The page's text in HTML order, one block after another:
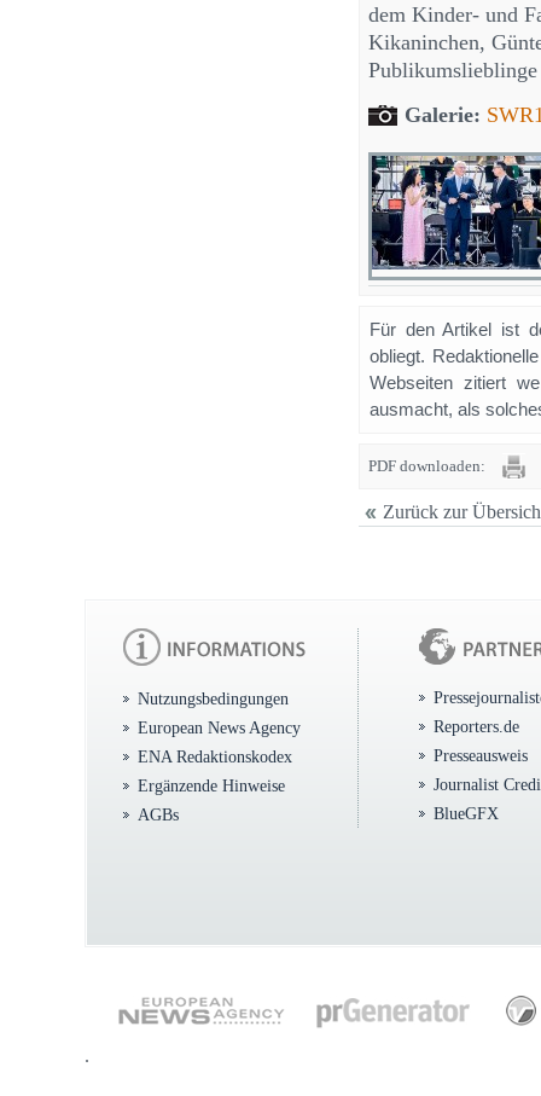
dem Kinder- und
Kikaninchen,
Publikumslieblinge
Galerie:
Für den Artikel ist
obliegt.
Webseiten zitiert
ausmacht, als
PDF downloaden:
Zurück zur
Nutzungsbedingungen
European News Agency
ENA Redaktionskodex
Ergänzende Hinweise
AGBs
Reporters.de
Presseausweis
Journalist
BlueGFX
.